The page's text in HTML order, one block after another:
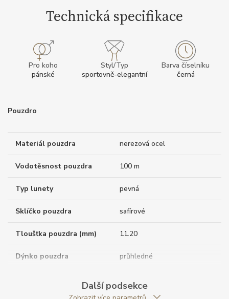
Technická specifikace
Pro koho
pánské
Styl/Typ
sportovně-elegantní
Barva číselníku
černá
Pouzdro
Materiál pouzdra nerezová ocel
Vodotěsnost pouzdra 100 m
Typ lunety pevná
Sklíčko pouzdra safírové
Tloušťka pouzdra (mm) 11.20
Dýnko pouzdra průhledné
Další podsekce